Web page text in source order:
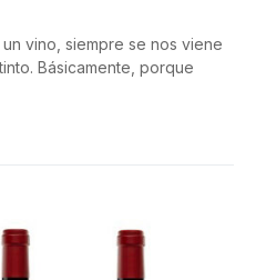
vino, siempre se nos viene
Básicamente, porque